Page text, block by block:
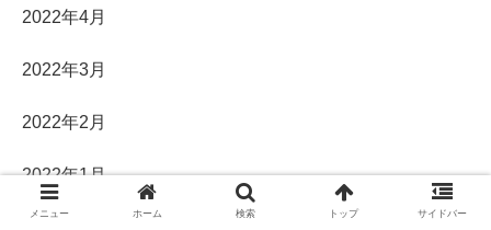
2022年4月
2022年3月
2022年2月
2022年1月
メニュー ホーム 検索 トップ サイドバー